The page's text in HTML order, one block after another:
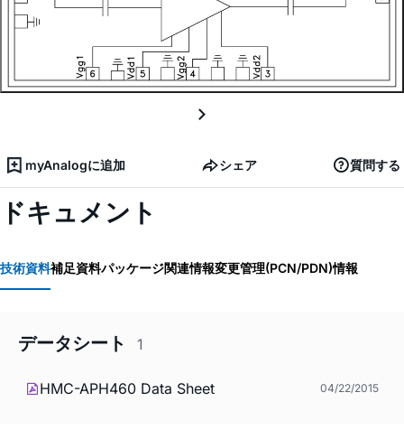
myAnalogに追加 シェア 質問する
ドキュメント
技術資料補足資料パッケージ関連情報変更管理(PCN/PDN)情報
データシート 1
HMC-APH460 Data Sheet 04/22/2015